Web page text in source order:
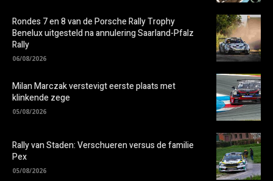
Rondes 7 en 8 van de Porsche Rally Trophy
Benelux uitgesteld na annulering Saarland-Pfalz
Rally
06/08/2026
Milan Marczak verstevigt eerste plaats met
klinkende zege
05/08/2026
Rally van Staden: Verschueren versus de familie
Pex
05/08/2026